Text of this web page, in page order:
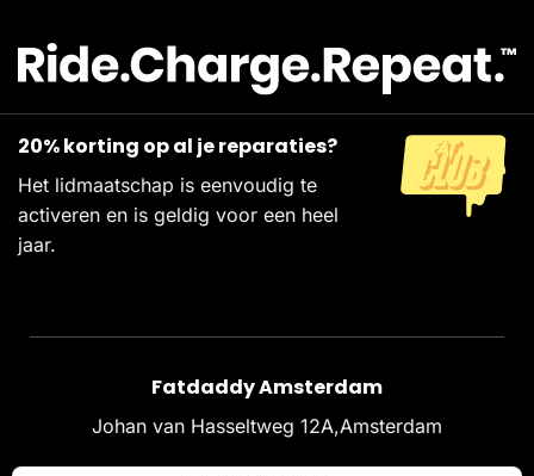
20% korting op al je reparaties?
Het lidmaatschap is eenvoudig te
activeren en is geldig voor een heel
jaar.
Fatdaddy Amsterdam
Johan van Hasseltweg 12A,Amsterdam